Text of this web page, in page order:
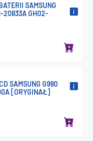
SAMSUNG
20833A GH02-
SAMSUNG G990
[ORYGINAŁ]